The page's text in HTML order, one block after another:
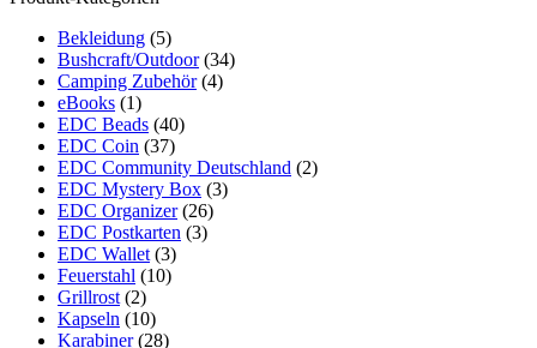
Bekleidung (5)
Bushcraft/Outdoor (34)
Camping Zubehör (4)
eBooks (1)
EDC Beads (40)
EDC Coin (37)
EDC Community Deutschland (2)
EDC Mystery Box (3)
EDC Organizer (26)
EDC Postkarten (3)
EDC Wallet (3)
Feuerstahl (10)
Grillrost (2)
Kapseln (10)
Karabiner (28)